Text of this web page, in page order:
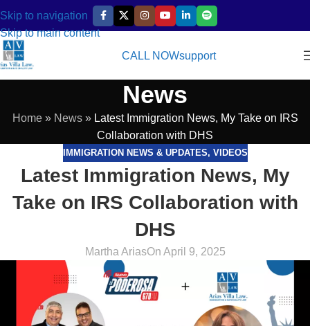
Skip to navigation
Skip to main content
CALL NOWsupport
News
Home» News» Latest Immigration News, My Take on IRS
Collaboration with DHS
IMMIGRATION NEWS & UPDATES, VIDEOS
Latest Immigration News, My
Take on IRS Collaboration with
DHS
Martha AriasOn April 9, 2025